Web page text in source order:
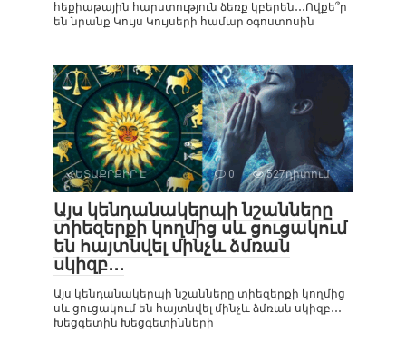
հեքիաթային հարստություն ձեռք կբերեն․․․Ովքե՞ր
են նրանք Կույս Կույսերի համար օգոստոսին
ՀԵՏԱՔՐՔԻՐ Է 0 527դիտում
Այս կենդանակերպի նշանները
տիեզերքի կողմից սև ցուցակում
են հայտնվել մինչև ձմռան
սկիզբ․․․
Այս կենդանակերպի նշանները տիեզերքի կողմից
սև ցուցակում են հայտնվել մինչև ձմռան սկիզբ․․․
Խեցգետին Խեցգետինների